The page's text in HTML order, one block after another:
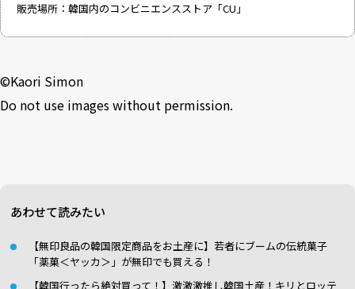
販売場所：韓国内のコンビニエンスストア「CU」
©︎Kaori Simon
Do not use images without permission.
あわせて読みたい
【無印良品の韓国限定商品をお土産に】若者にブームの伝統菓子
「薬菓＜ヤッカ＞」が無印でも買える！
【韓国行ったら絶対買って！】激激激推し韓国土産！キリとロッテ